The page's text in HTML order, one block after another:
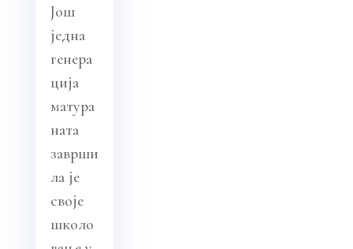
Још
једна
генера
ција
матура
ната
заврши
ла је
своје
школо